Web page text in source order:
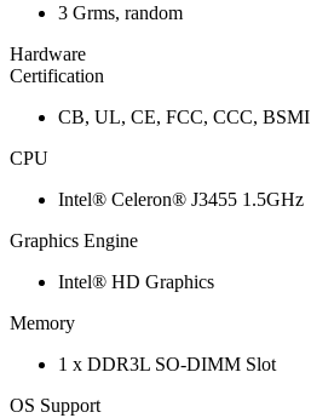
3 Grms, random
Hardware
Certification
CB, UL, CE, FCC, CCC, BSMI
CPU
Intel® Celeron® J3455 1.5GHz
Graphics Engine
Intel® HD Graphics
Memory
1 x DDR3L SO-DIMM Slot
OS Support